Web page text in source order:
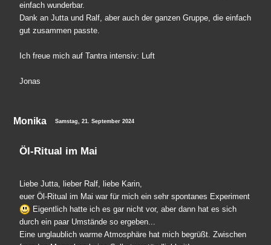
einfach wunderbar.
Dank an Jutta und Ralf, aber auch der ganzen Gruppe, die einfach
gut zusammen passte.
Ich freue mich auf Tantra intensiv: Luft
Jonas
Monika Samstag, 21. September 2024
Öl-Ritual im Mai
Liebe Jutta, lieber Ralf, liebe Karin,
euer Öl-Ritual im Mai war für mich ein sehr spontanes Experiment
Eigentlich hatte ich es gar nicht vor, aber dann hat es sich
durch ein paar Umstände so ergeben...
Eine unglaublich warme Atmosphäre hat mich begrüßt. Zwischen